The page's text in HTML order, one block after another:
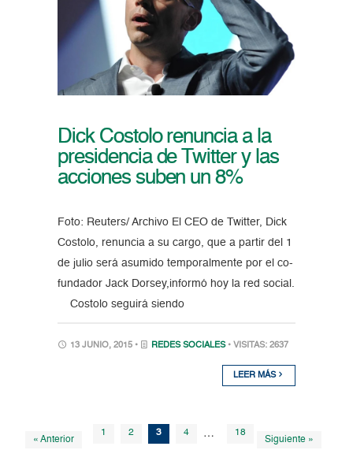
Dick Costolo renuncia a la
presidencia de Twitter y las
acciones suben un 8%
Foto: Reuters/ Archivo El CEO de Twitter, Dick
Costolo, renuncia a su cargo, que a partir del 1
de julio será asumido temporalmente por el co-
fundador Jack Dorsey,informó hoy la red social.
Costolo seguirá siendo
13 JUNIO, 2015 • REDES SOCIALES • VISITAS: 2637
LEER MÁS
« Anterior
1 2 3 4 … 18
Siguiente »